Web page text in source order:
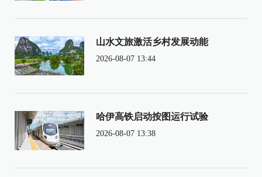
山水文旅激活乡村发展动能
2026-08-07 13:44
哈伊高铁启动按图运行试验
2026-08-07 13:38